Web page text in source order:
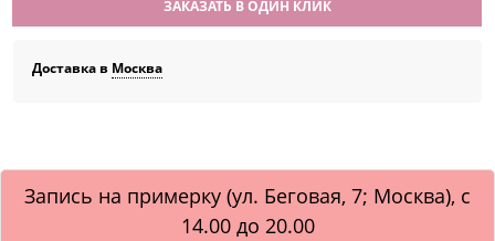
ЗАКАЗАТЬ В ОДИН КЛИК
Доставка в Москва
Запись на примерку (ул. Беговая, 7; Москва), с
14.00 до 20.00